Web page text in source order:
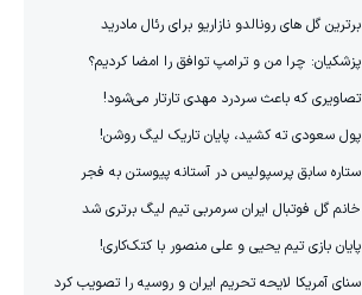
برترین گل های رونالدو نازاریو برای رئال مادرید
پزشکیان: چرا من و ترامپ توافق را امضا کردیم؟
تصاویری که باعث سردرد مهدی تارتار می‌شود!
پول سعودی ته کشید، پایان تاریک لیگ روشن!
ستاره سابق پرسپولیس در آستانه پیوستن به فجر
خانم گل فوتبال ایران سرمربی تیم لیگ برتری شد
پایان بازی تیم یحیی و علی منصور با کتک‌کاری!
سنای آمریکا لایحه تحریم ایران و روسیه را تصویب کرد